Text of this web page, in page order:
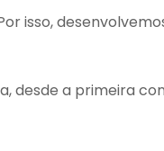
isso,
desde a primeira